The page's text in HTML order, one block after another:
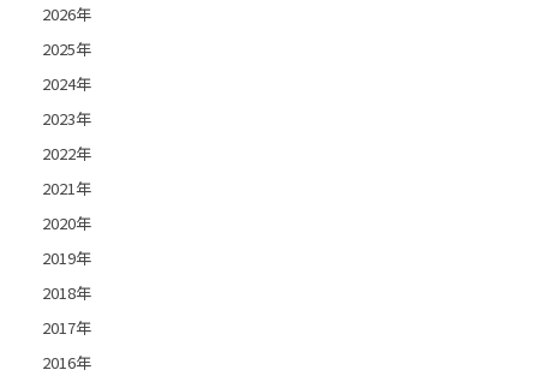
2026年
2025年
2024年
2023年
2022年
2021年
2020年
2019年
2018年
2017年
2016年